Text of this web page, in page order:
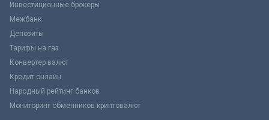
Инвестиционные брокеры
Межбанк
Депозиты
Тарифы на газ
Конвертер валют
Кредит онлайн
Народный рейтинг банков
Мониторинг обменников криптовалют